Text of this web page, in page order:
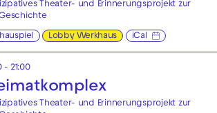
Theater- und Erinnerungsprojekt zur
Lobby Werkhaus iCal
- 21:00
Theater- und Erinnerungsprojekt zur